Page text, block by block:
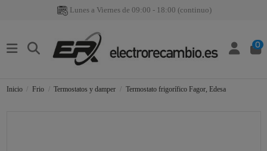
Lunes a Viernes de 09:00 - 18:00 (continuo)
0
Inicio Frio Termostatos y damper Termostato frigorífico Fagor, Edesa